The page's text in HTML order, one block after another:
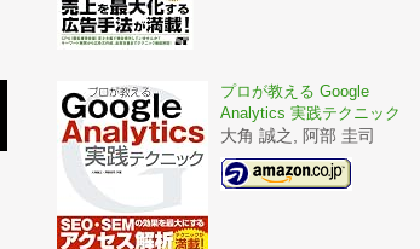
プロが教える Google
Analytics 実践テクニック
大角 誠之, 阿部 圭司